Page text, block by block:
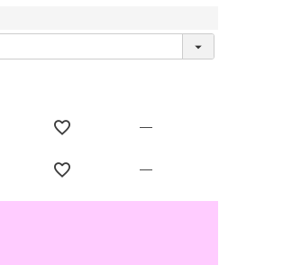
—
—